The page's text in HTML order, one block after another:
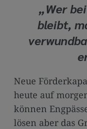
„Wer
bleibt,
Neue
heute auf
können
lösen aber das